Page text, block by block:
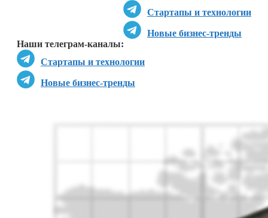
Стартапы и технологии
Новые бизнес-тренды
Наши телеграм-каналы:
Стартапы и технологии
Новые бизнес-тренды